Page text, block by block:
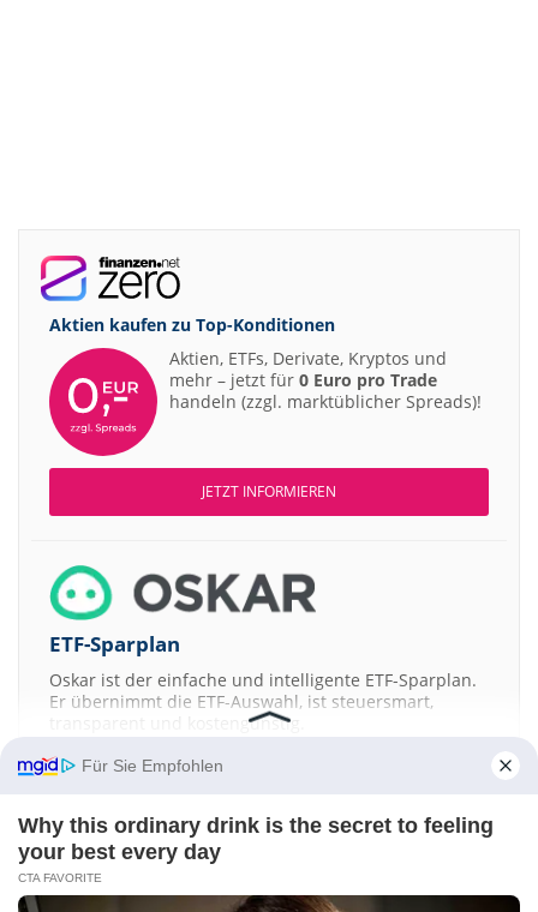
Aktien kaufen zu Top-Konditionen
Aktien, ETFs, Derivate, Kryptos und
mehr – jetzt für 0 Euro pro Trade
handeln (zzgl. marktüblicher Spreads)!
JETZT INFORMIEREN
ETF-Sparplan
Oskar ist der einfache und intelligente ETF-Sparplan.
Er übernimmt die ETF-Auswahl, ist steuersmart,
transparent und kostengünstig.
JETZT MEHR ERFAHREN
Für Sie Empfohlen
Why this ordinary drink is the secret to feeling
your best every day
CTA FAVORITE